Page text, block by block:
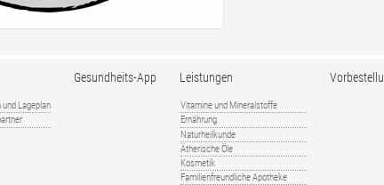
Lageplan
Gesundheits-App Leistungen
Vitamine und Mineralstoffe
Ernährung
Naturheilkunde
Ätherische Öle
Kosmetik
Familienfreundliche Apotheke